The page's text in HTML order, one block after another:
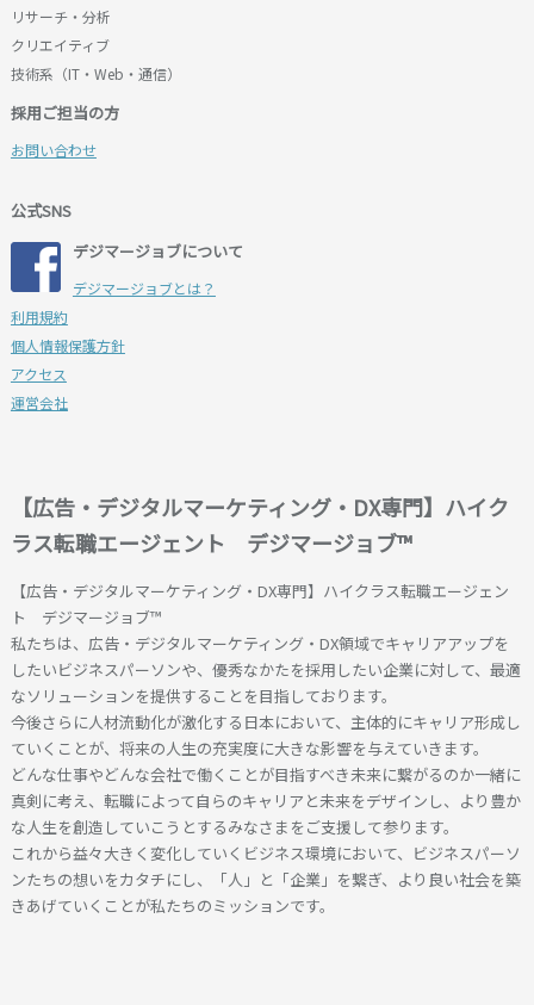
リサーチ・分析
クリエイティブ
技術系（IT・Web・通信）
採用ご担当の方
お問い合わせ
公式SNS
デジマージョブについて
デジマージョブとは？
利用規約
個人情報保護方針
アクセス
運営会社
【広告・デジタルマーケティング・DX専門】ハイク
ラス転職エージェント デジマージョブ™
【広告・デジタルマーケティング・DX専門】ハイクラス転職エージェン
ト デジマージョブ™
私たちは、広告・デジタルマーケティング・DX領域でキャリアアップを
したいビジネスパーソンや、優秀なかたを採用したい企業に対して、最適
なソリューションを提供することを目指しております。
今後さらに人材流動化が激化する日本において、主体的にキャリア形成し
ていくことが、将来の人生の充実度に大きな影響を与えていきます。
どんな仕事やどんな会社で働くことが目指すべき未来に繋がるのか一緒に
真剣に考え、転職によって自らのキャリアと未来をデザインし、より豊か
な人生を創造していこうとするみなさまをご支援して参ります。
これから益々大きく変化していくビジネス環境において、ビジネスパーソ
ンたちの想いをカタチにし、「人」と「企業」を繋ぎ、より良い社会を築
きあげていくことが私たちのミッションです。